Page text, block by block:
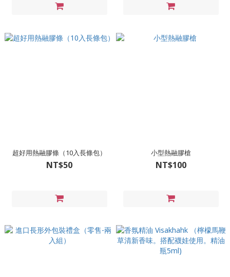
超好用熱融膠條（10入長條包）
NT$50
小型熱融膠槍
NT$100